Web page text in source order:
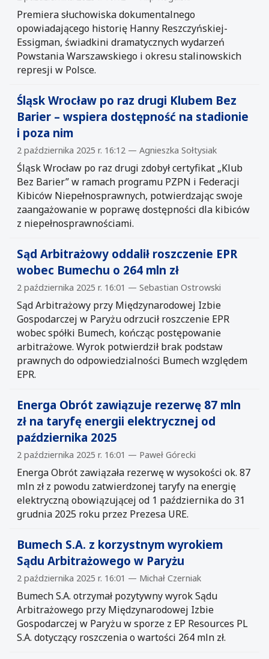
Premiera słuchowiska dokumentalnego
opowiadającego historię Hanny Reszczyńskiej-
Essigman, świadkini dramatycznych wydarzeń
Powstania Warszawskiego i okresu stalinowskich
represji w Polsce.
Śląsk Wrocław po raz drugi Klubem Bez
Barier – wspiera dostępność na stadionie
i poza nim
2 października 2025 r. 16:12 — Agnieszka Sołtysiak
Śląsk Wrocław po raz drugi zdobył certyfikat „Klub
Bez Barier” w ramach programu PZPN i Federacji
Kibiców Niepełnosprawnych, potwierdzając swoje
zaangażowanie w poprawę dostępności dla kibiców
z niepełnosprawnościami.
Sąd Arbitrażowy oddalił roszczenie EPR
wobec Bumechu o 264 mln zł
2 października 2025 r. 16:01 — Sebastian Ostrowski
Sąd Arbitrażowy przy Międzynarodowej Izbie
Gospodarczej w Paryżu odrzucił roszczenie EPR
wobec spółki Bumech, kończąc postępowanie
arbitrażowe. Wyrok potwierdził brak podstaw
prawnych do odpowiedzialności Bumech względem
EPR.
Energa Obrót zawiązuje rezerwę 87 mln
zł na taryfę energii elektrycznej od
października 2025
2 października 2025 r. 16:01 — Paweł Górecki
Energa Obrót zawiązała rezerwę w wysokości ok. 87
mln zł z powodu zatwierdzonej taryfy na energię
elektryczną obowiązującej od 1 października do 31
grudnia 2025 roku przez Prezesa URE.
Bumech S.A. z korzystnym wyrokiem
Sądu Arbitrażowego w Paryżu
2 października 2025 r. 16:01 — Michał Czerniak
Bumech S.A. otrzymał pozytywny wyrok Sądu
Arbitrażowego przy Międzynarodowej Izbie
Gospodarczej w Paryżu w sporze z EP Resources PL
S.A. dotyczący roszczenia o wartości 264 mln zł.